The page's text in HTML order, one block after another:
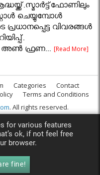
ചെയ്യുമ്പോള്‍
വിവരങ്ങള്‍
അണ്‍ ഫ്രണ...[Read More]
Categories
Contact
Terms and Conditions
. All rights reserved.
for various features
ok, if not feel free
browser.
fine!